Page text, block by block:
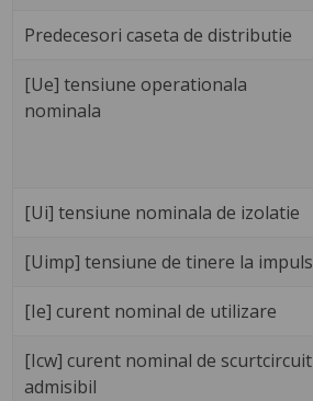
Predecesori caseta de distributie
[Ue] tensiune operationala
nominala
[Ui] tensiune nominala de izolatie
[Uimp] tensiune de tinere la impuls
[Ie] curent nominal de utilizare
[Icw] curent nominal de scurtcircuit
admisibil